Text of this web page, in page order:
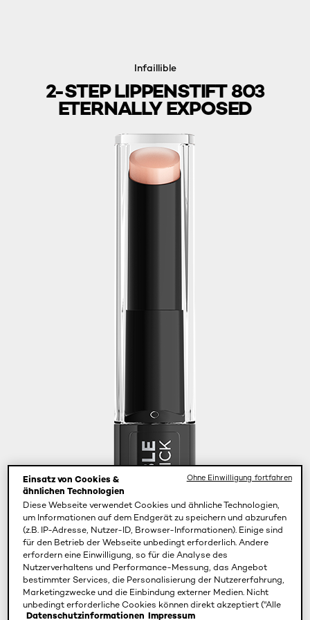
Infaillible
2-STEP LIPPENSTIFT 803
ETERNALLY EXPOSED
Einsatz von Cookies &
ähnlichen Technologien
Diese Webseite verwendet Cookies und ähnliche Technologien,
um Informationen auf dem Endgerät zu speichern und abzurufen
(z.B. IP-Adresse, Nutzer-ID, Browser-Informationen). Einige sind
für den Betrieb der Webseite unbedingt erforderlich. Andere
erfordern eine Einwilligung, so für die Analyse des
Nutzerverhaltens und Performance-Messung, das Angebot
bestimmter Services, die Personalisierung der Nutzererfahrung,
Marketingzwecke und die Einbindung externer Medien. Nicht
unbedingt erforderliche Cookies können direkt akzeptiert ("Alle
akzeptieren") oder abgelehnt ("Ohne Einwilligung fortfahren")
Datenschutzinformationen Impressum
Ohne Einwilligung fortfahren